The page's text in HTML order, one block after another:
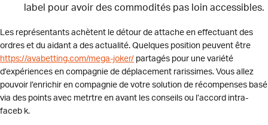
label pour avoir des commodités pas loin accessibles.
Les représentants achètent le détour de attache en effectuant des
ordres et du aidant a des actualité. Quelques position peuvent être
https://avabetting.com/mega-joker/ partagés pour une variété
d’expériences en compagnie de déplacement rarissimes. Vous allez
pouvoir l’enrichir en compagnie de votre solution de récompenses basé
via des points avec metrtre en avant les conseils ou l’accord intra-
faceb k.